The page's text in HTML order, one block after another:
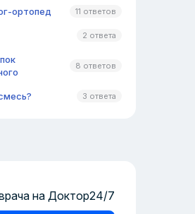
ортопед 11 ответов
2 ответа
8 ответов
3 ответа
на Доктор24/7